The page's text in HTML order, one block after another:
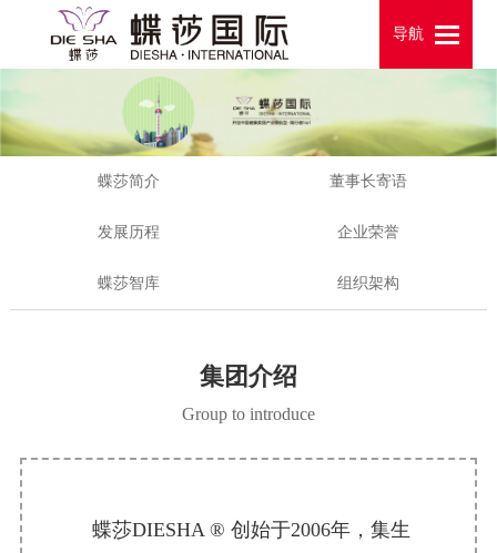
导航
导航
蝶莎简介 董事长寄语
发展历程 企业荣誉
蝶莎智库 组织架构
集团介绍
Group to introduce
蝶莎DIESHA ® 创始于2006年，集生